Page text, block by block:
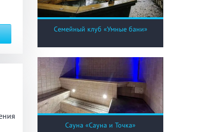
Семейный клуб «Умные бани»
Сауна «Сауна и Точка»